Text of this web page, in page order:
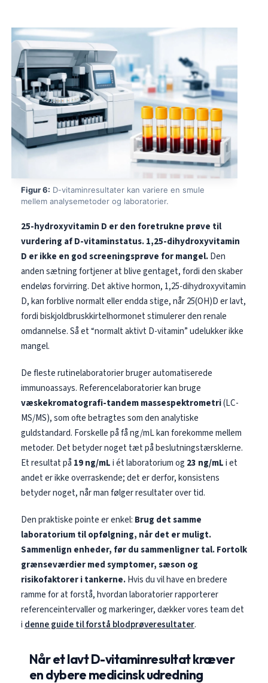
Figur 6: D-vitaminresultater kan variere en smule
mellem analysemetoder og laboratorier.
25-hydroxyvitamin D er den foretrukne prøve til
vurdering af D-vitaminstatus.1,25-dihydroxyvitamin
D er ikke en god screeningsprøve for mangel.Den
anden sætning fortjener at blive gentaget, fordi den skaber
endeløs forvirring. Det aktive hormon, 1,25-dihydroxyvitamin
D, kan forblive normalt eller endda stige, når 25(OH)D er lavt,
fordi biskjoldbruskkirtelhormonet stimulerer den renale
omdannelse. Så et “normalt aktivt D-vitamin” udelukker ikke
mangel.
De fleste rutinelaboratorier bruger automatiserede
immunoassays. Referencelaboratorier kan bruge
væskekromatografi-tandem massespektrometri(LC-
MS/MS), som ofte betragtes som den analytiske
guldstandard. Forskelle på få ng/mL kan forekomme mellem
metoder. Det betyder noget tæt på beslutningstærsklerne.
Et resultat på 19 ng/mLi ét laboratorium og 23 ng/mLi et
andet er ikke overraskende; det er derfor, konsistens
betyder noget, når man følger resultater over tid.
Den praktiske pointe er enkel: Brug det samme
laboratorium til opfølgning, når det er muligt.
Sammenlign enheder, før du sammenligner tal.Fortolk
grænseværdier med symptomer, sæson og
risikofaktorer i tankerne.Hvis du vil have en bredere
ramme for at forstå, hvordan laboratorier rapporterer
referenceintervaller og markeringer, dækker vores team det
i denne guide til forstå blodprøveresultater.
Når et lavt D-vitaminresultat kræver
en dybere medicinsk udredning
Қазақ тілі
Hrvatski
Slovenčina
كوردی‎
سنڌي
සිංහල
Galego
Latviešu valoda
Македонски јазик
Euskara
Gàidhlig
Occitan
العربية المغربية
Монгол
ພາສາລາວ
Cebuano
ئۇيغۇرچە
Кыргызча
Беларуская мова
Frysk
Ślōnskŏ gŏdka
Norsk bokmål